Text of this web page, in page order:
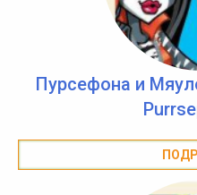
Пурсефона и